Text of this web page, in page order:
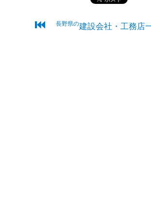
⏮ 長野県の建設会社・工務店